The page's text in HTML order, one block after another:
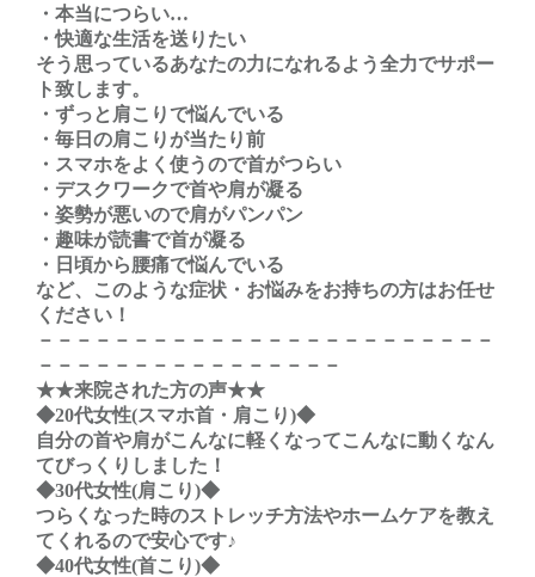
・本当につらい…
・快適な生活を送りたい
そう思っているあなたの力になれるよう全力でサポー
ト致します。
・ずっと肩こりで悩んでいる
・毎日の肩こりが当たり前
・スマホをよく使うので首がつらい
・デスクワークで首や肩が凝る
・姿勢が悪いので肩がパンパン
・趣味が読書で首が凝る
・日頃から腰痛で悩んでいる
など、このような症状・お悩みをお持ちの方はお任せ
ください！
－－－－－－－－－－－－－－－－－－－－－－－－
－－－－－－－－－－－－－－－－
★★来院された方の声★★
◆20代女性(スマホ首・肩こり)◆
自分の首や肩がこんなに軽くなってこんなに動くなん
てびっくりしました！
◆30代女性(肩こり)◆
つらくなった時のストレッチ方法やホームケアを教え
てくれるので安心です♪
◆40代女性(首こり)◆